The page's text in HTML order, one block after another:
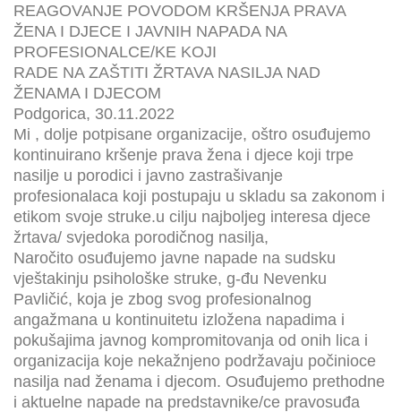
REAGOVANJE POVODOM KRŠENJA PRAVA
ŽENA I DJECE I JAVNIH NAPADA NA
PROFESIONALCE/KE KOJI
RADE NA ZAŠTITI ŽRTAVA NASILJA NAD
ŽENAMA I DJECOM
Podgorica, 30.11.2022
Mi , dolje potpisane organizacije, oštro osuđujemo
kontinuirano kršenje prava žena i djece koji trpe
nasilje u porodici i javno zastrašivanje
profesionalaca koji postupaju u skladu sa zakonom i
etikom svoje struke.u cilju najboljeg interesa djece
žrtava/ svjedoka porodičnog nasilja,
Naročito osuđujemo javne napade na sudsku
vještakinju psihološke struke, g-đu Nevenku
Pavličić, koja je zbog svog profesionalnog
angažmana u kontinuitetu izložena napadima i
pokušajima javnog kompromitovanja od onih lica i
organizacija koje nekažnjeno podržavaju počinioce
nasilja nad ženama i djecom. Osuđujemo prethodne
i aktuelne napade na predstavnike/ce pravosuđa